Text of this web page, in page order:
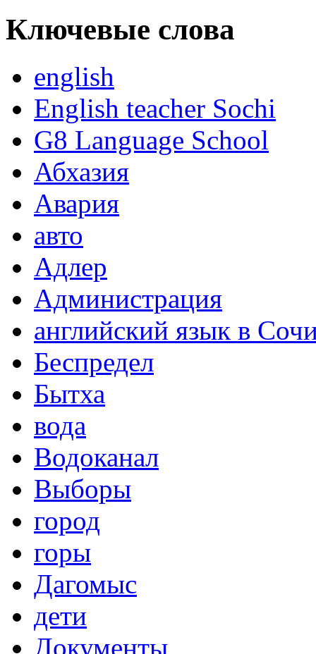
Ключевые слова
english
English teacher Sochi
G8 Language School
Абхазия
Авария
авто
Адлер
Администрация
английский язык в
Беспредел
Бытха
вода
Водоканал
Выборы
город
горы
Дагомыс
дети
Документы